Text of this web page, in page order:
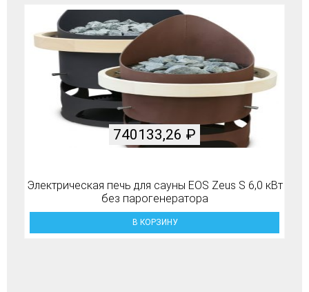
Электрическая печь для сауны EOS Zeus S 6,0 кВт
без парогенератора
740133,26 ₽
В КОРЗИНУ